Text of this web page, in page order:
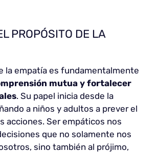
PROPÓSITO DE LA
la empatía es fundamentalmente
mutua y fortalecer
. Su papel inicia desde la
a niños y adultos a prever el
acciones. Ser empáticos nos
que no solamente nos
sino también al prójimo,